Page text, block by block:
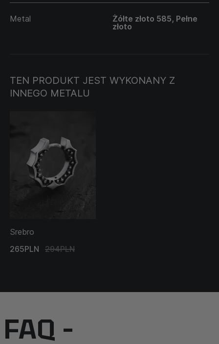
Metal
Żółte złoto 585, Pełne
złoto
TEN PRODUKT JEST WYKONANY Z
INNEGO METALU
Srebro
265PLN
294PLN
FAQ –